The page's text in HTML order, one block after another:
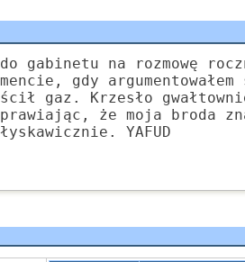
gabinetu na rozmowę
gdy
gaz. Krzesło
że moja broda
YAFUD